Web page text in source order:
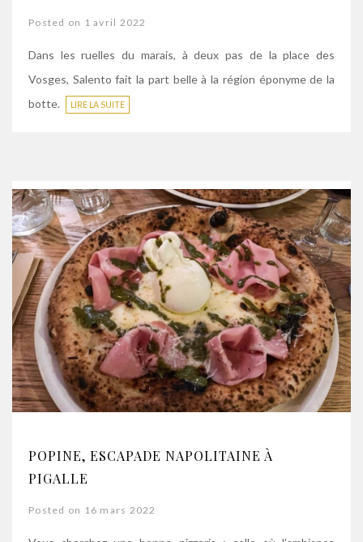
Posted on 1 avril 2022
Dans les ruelles du marais, à deux pas de la place des
Vosges, Salento fait la part belle à la région éponyme de la
botte.
LIRE LA SUITE
POPINE, ESCAPADE NAPOLITAINE À
PIGALLE
Posted on 16 mars 2022